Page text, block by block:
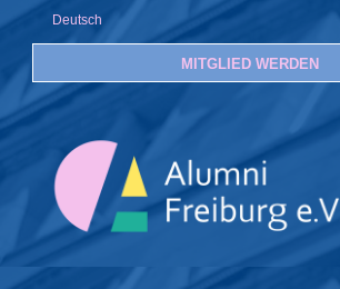
Deutsch
MITGLIED WERDEN